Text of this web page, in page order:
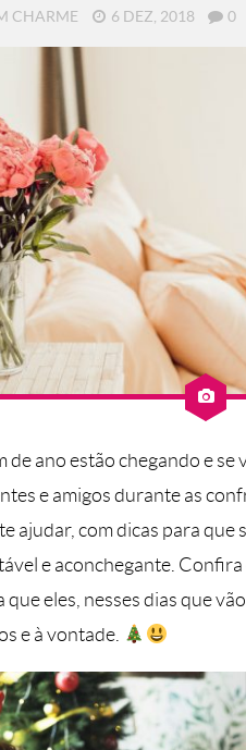
CHARME 6 DEZ, 2018 0
de ano estão chegando e
e amigos durante as
ajudar, com dicas para que
e aconchegante.
que eles, nesses dias que
e à vontade.